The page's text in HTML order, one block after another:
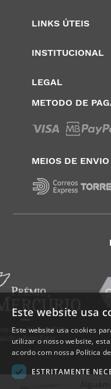
LINKS ÚTEIS
INSTITUCIONAL
LEGAL
METODO DE
MEIOS DE ENVIO
Este website usa
Este website usa cookies
utilizar o nosso website,
acordo com nossa Política
ESTRITAMENTE